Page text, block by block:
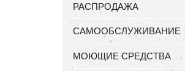
РАСПРОДАЖА
САМООБСЛУЖИВАНИЕ
МОЮЩИЕ СРЕДСТВА